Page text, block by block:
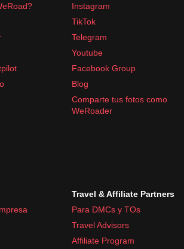
Instagram
TikTok
Telegram
Youtube
Facebook Group
Blog
Comparte tus fotos como
WeRoader
Travel & Affiliate Partners
Para DMCs y TOs
Travel Advisors
Affiliate Program